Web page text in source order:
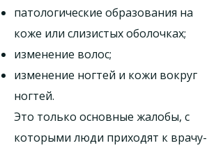
патологические образования на
коже или слизистых оболочках;
изменение волос;
изменение ногтей и кожи вокруг
ногтей.
Это только основные жалобы, с
которыми люди приходят к врачу-